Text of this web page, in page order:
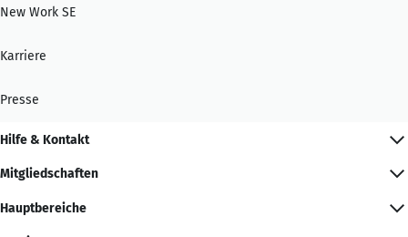
New Work SE
Karriere
Presse
Hilfe & Kontakt
Mitgliedschaften
Hauptbereiche